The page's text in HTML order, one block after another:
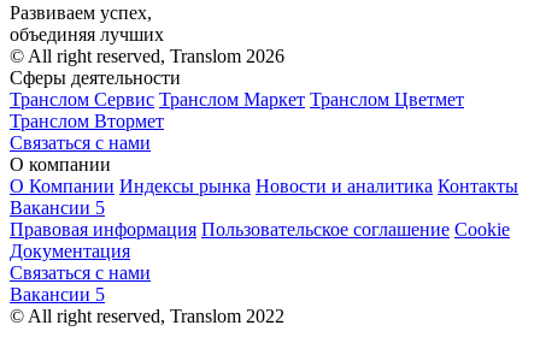
Развиваем успех,
объединяя лучших
© All right reserved, Translom 2026
Сферы деятельности
Транслом Сервис Транслом Маркет Транслом Цветмет
Транслом Втормет
Связаться с нами
О компании
О Компании Индексы рынка Новости и аналитика Контакты
Вакансии 5
Правовая информация Пользовательское соглашение Cookie
Документация
Связаться с нами
Вакансии 5
© All right reserved, Translom 2022